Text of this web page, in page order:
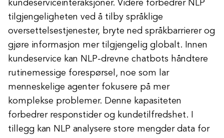
kundeserviceinteraksjoner. Videre forbedrer NLP
tilgjengeligheten ved å tilby språklige
oversettelsestjenester, bryte ned språkbarrierer og
gjøre informasjon mer tilgjengelig globalt. Innen
kundeservice kan NLP-drevne chatbots håndtere
rutinemessige forespørsel, noe som lar
menneskelige agenter fokusere på mer
komplekse problemer. Denne kapasiteten
forbedrer responstider og kundetilfredshet. I
tillegg kan NLP analysere store mengder data for